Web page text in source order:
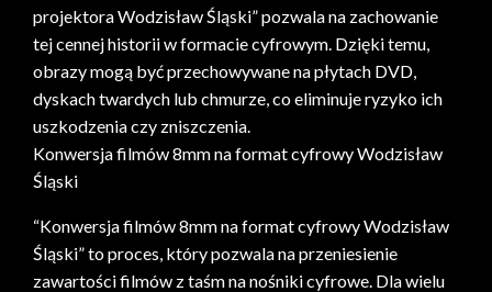
projektora Wodzisław Śląski” pozwala na zachowanie
tej cennej historii w formacie cyfrowym. Dzięki temu,
obrazy mogą być przechowywane na płytach DVD,
dyskach twardych lub chmurze, co eliminuje ryzyko ich
uszkodzenia czy zniszczenia.
Konwersja filmów 8mm na format cyfrowy Wodzisław
Śląski
“Konwersja filmów 8mm na format cyfrowy Wodzisław
Śląski” to proces, który pozwala na przeniesienie
zawartości filmów z taśm na nośniki cyfrowe. Dla wielu